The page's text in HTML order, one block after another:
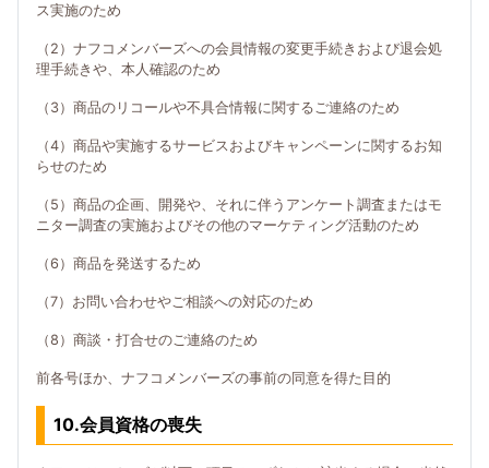
ス実施のため
（2）ナフコメンバーズへの会員情報の変更手続きおよび退会処
理手続きや、本人確認のため
（3）商品のリコールや不具合情報に関するご連絡のため
（4）商品や実施するサービスおよびキャンペーンに関するお知
らせのため
（5）商品の企画、開発や、それに伴うアンケート調査またはモ
ニター調査の実施およびその他のマーケティング活動のため
（6）商品を発送するため
（7）お問い合わせやご相談への対応のため
（8）商談・打合せのご連絡のため
前各号ほか、ナフコメンバーズの事前の同意を得た目的
10.会員資格の喪失